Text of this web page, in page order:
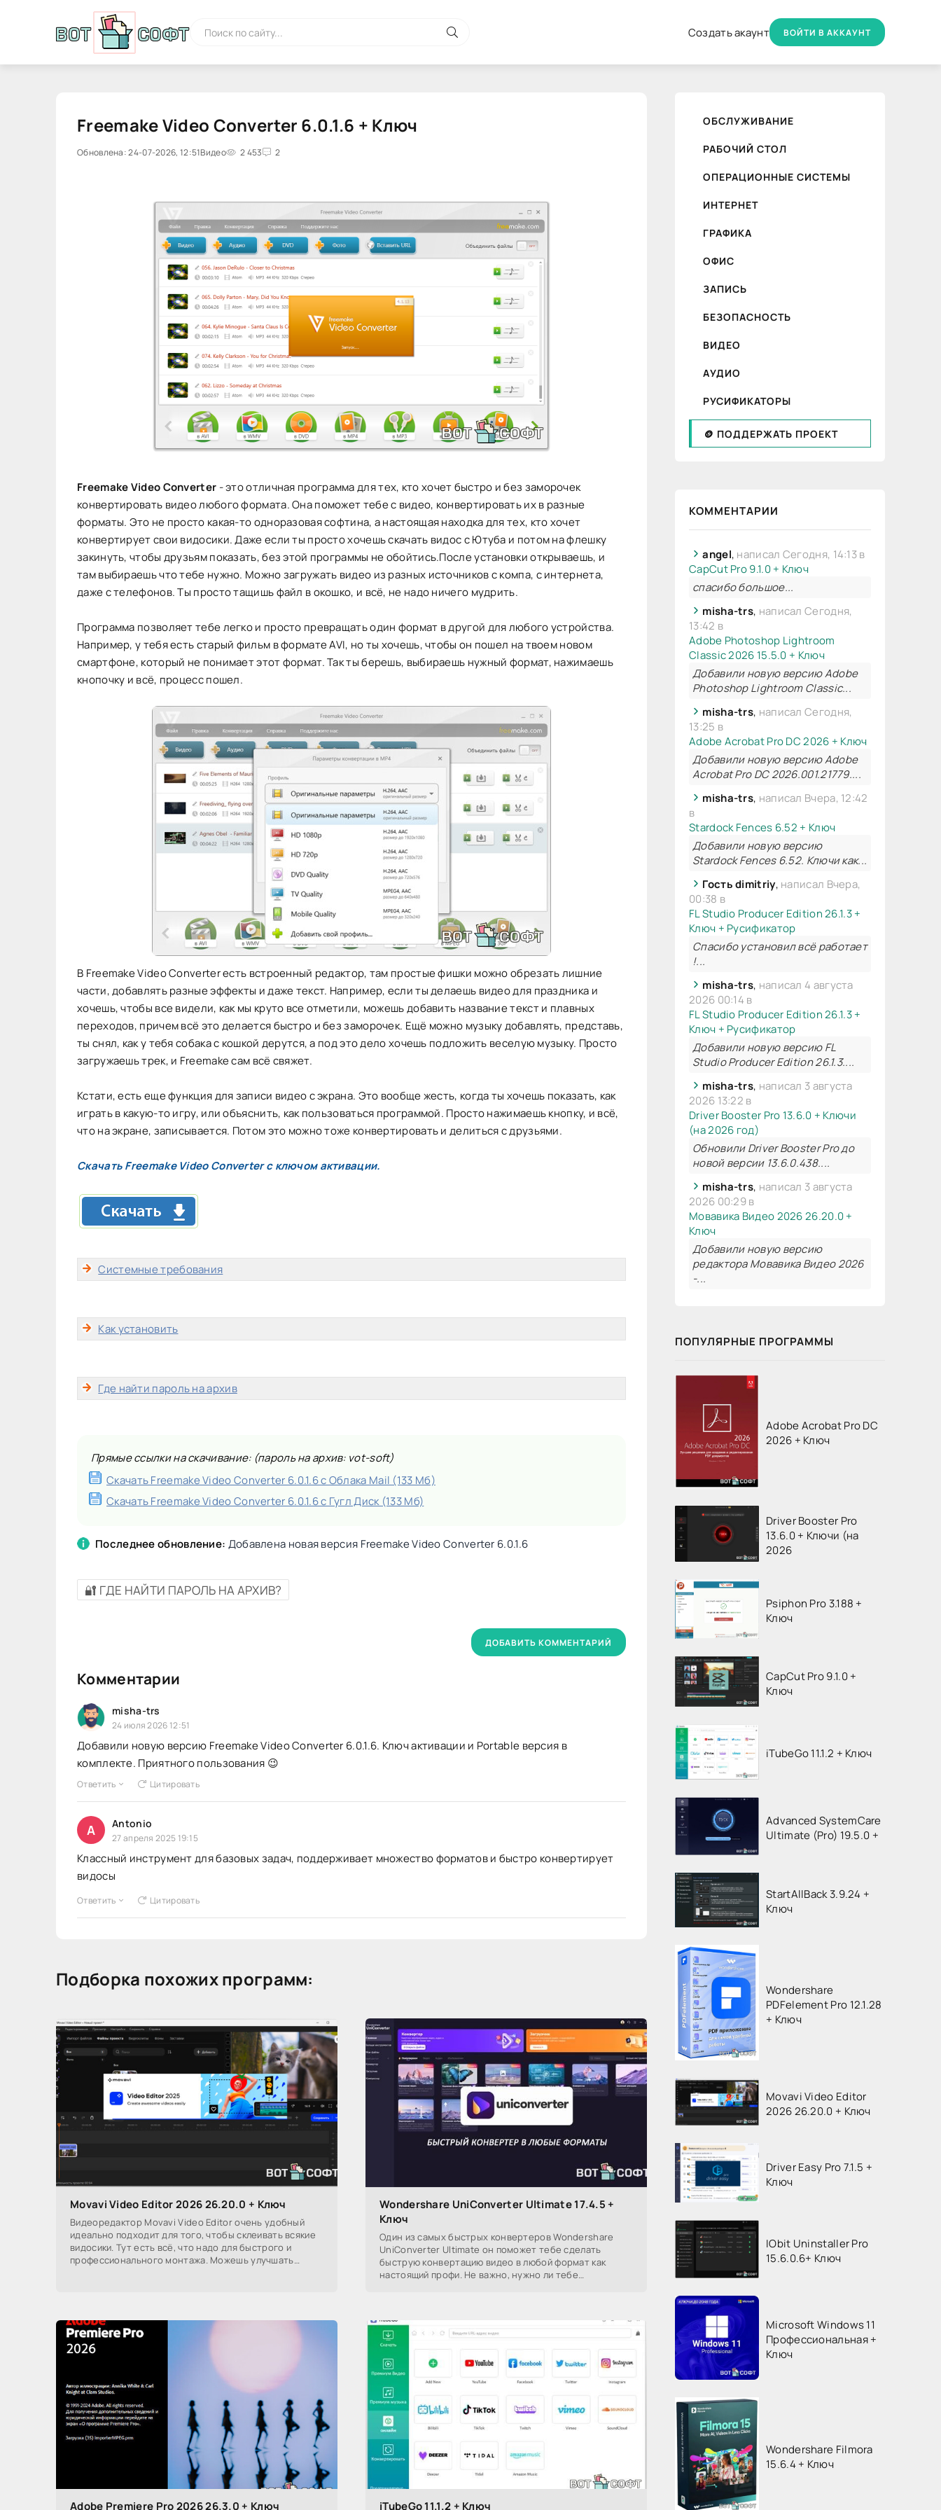
Создать акаунт ВОЙТИ В АККАУНТ
Freemake Video Converter 6.0.1.6 + Ключ
Обновлена: 24-07-2026, 12:51Видео 2 453 2
Freemake Video Converter - это отличная программа для тех, кто хочет быстро и без заморочек
конвертировать видео любого формата. Она поможет тебе с видео, конвертировать их в разные
форматы. Это не просто какая-то одноразовая софтина, а настоящая находка для тех, кто хочет
конвертирует свои видосики. Даже если ты просто хочешь скачать видос с Ютуба и потом на флешку
закинуть, чтобы друзьям показать, без этой программы не обойтись.После установки открываешь, и
там выбираешь что тебе нужно. Можно загружать видео из разных источников с компа, с интернета,
даже с телефонов. Ты просто тащишь файл в окошко, и всё, не надо ничего мудрить.
Программа позволяет тебе легко и просто превращать один формат в другой для любого устройства.
Например, у тебя есть старый фильм в формате AVI, но ты хочешь, чтобы он пошел на твоем новом
смартфоне, который не понимает этот формат. Так ты берешь, выбираешь нужный формат, нажимаешь
кнопочку и всё, процесс пошел.
В Freemake Video Converter есть встроенный редактор, там простые фишки можно обрезать лишние
части, добавлять разные эффекты и даже текст. Например, если ты делаешь видео для праздника и
хочешь, чтобы все видели, как мы круто все отметили, можешь добавить название текст и плавных
переходов, причем всё это делается быстро и без заморочек. Ещё можно музыку добавлять, представь,
ты снял, как у тебя собака с кошкой дерутся, а под это дело хочешь подложить веселую музыку. Просто
загружаешь трек, и Freemake сам всё свяжет.
Кстати, есть еще функция для записи видео с экрана. Это вообще жесть, когда ты хочешь показать, как
играть в какую-то игру, или объяснить, как пользоваться программой. Просто нажимаешь кнопку, и всё,
что на экране, записывается. Потом это можно тоже конвертировать и делиться с друзьями.
Скачать Freemake Video Converter с ключом активации.
Системные требования
Как установить
Где найти пароль на архив
Прямые ссылки на скачивание: (пароль на архив: vot-soft)
Скачать Freemake Video Converter 6.0.1.6 с Облака Mail (133 Мб)
Скачать Freemake Video Converter 6.0.1.6 с Гугл Диск (133 Мб)
Последнее обновление: Добавлена новая версия Freemake Video Converter 6.0.1.6
🔐 ГДЕ НАЙТИ ПАРОЛЬ НА АРХИВ?
Комментарии
ДОБАВИТЬ КОММЕНТАРИЙ
misha-trs
24 июля 2026 12:51
Добавили новую версию Freemake Video Converter 6.0.1.6. Ключ активации и Portable версия в
комплекте. Приятного пользования 😉
Ответить Цитировать
A Antonio
27 апреля 2025 19:15
Классный инструмент для базовых задач, поддерживает множество форматов и быстро конвертирует
видосы
Ответить Цитировать
Подборка похожих программ:
Movavi Video Editor 2026 26.20.0 + Ключ
Видеоредактор Movavi Video Editor очень удобный
идеально подходит для того, чтобы склеивать всякие
видосики. Тут есть всё, что надо для быстрого и
профессионального монтажа. Можешь улучшать
Wondershare UniConverter Ultimate 17.4.5 +
Ключ
Один из самых быстрых конвертеров Wondershare
UniConverter Ultimate он поможет тебе сделать
быструю конвертацию видео в любой формат как
настоящий профи. Не важно, нужно ли тебе
Adobe Premiere Pro 2026 26.3.0 + Ключ iTubeGo 11.1.2 + Ключ
ОБСЛУЖИВАНИЕ
РАБОЧИЙ СТОЛ
ОПЕРАЦИОННЫЕ СИСТЕМЫ
ИНТЕРНЕТ
ГРАФИКА
ОФИС
ЗАПИСЬ
БЕЗОПАСНОСТЬ
ВИДЕО
АУДИО
РУСИФИКАТОРЫ
🪙 ПОДДЕРЖАТЬ ПРОЕКТ
КОММЕНТАРИИ
angel, написал Сегодня, 14:13 в
CapCut Pro 9.1.0 + Ключ
спасибо большое...
misha-trs, написал Сегодня,
13:42 в
Adobe Photoshop Lightroom
Classic 2026 15.5.0 + Ключ
Добавили новую версию Adobe
Photoshop Lightroom Classic...
misha-trs, написал Сегодня,
13:25 в
Adobe Acrobat Pro DC 2026 + Ключ
Добавили новую версию Adobe
Acrobat Pro DC 2026.001.21779....
misha-trs, написал Вчера, 12:42
в
Stardock Fences 6.52 + Ключ
Добавили новую версию
Stardock Fences 6.52. Ключи как...
Гость dimitriy, написал Вчера,
00:38 в
FL Studio Producer Edition 26.1.3 +
Ключ + Русификатор
Спасибо установил всё работает
!...
misha-trs, написал 4 августа
2026 00:14 в
FL Studio Producer Edition 26.1.3 +
Ключ + Русификатор
Добавили новую версию FL
Studio Producer Edition 26.1.3....
misha-trs, написал 3 августа
2026 13:22 в
Driver Booster Pro 13.6.0 + Ключи
(на 2026 год)
Обновили Driver Booster Pro до
новой версии 13.6.0.438....
misha-trs, написал 3 августа
2026 00:29 в
Мовавика Видео 2026 26.20.0 +
Ключ
Добавили новую версию
редактора Мовавика Видео 2026
-...
ПОПУЛЯРНЫЕ ПРОГРАММЫ
Adobe Acrobat Pro DC
2026 + Ключ
Driver Booster Pro
13.6.0 + Ключи (на
2026
Psiphon Pro 3.188 +
Ключ
CapCut Pro 9.1.0 +
Ключ
iTubeGo 11.1.2 + Ключ
Advanced SystemCare
Ultimate (Pro) 19.5.0 +
StartAllBack 3.9.24 +
Ключ
Wondershare
PDFelement Pro 12.1.28
+ Ключ
Movavi Video Editor
2026 26.20.0 + Ключ
Driver Easy Pro 7.1.5 +
Ключ
IObit Uninstaller Pro
15.6.0.6+ Ключ
Microsoft Windows 11
Профессиональная +
Ключ
Wondershare Filmora
15.6.4 + Ключ